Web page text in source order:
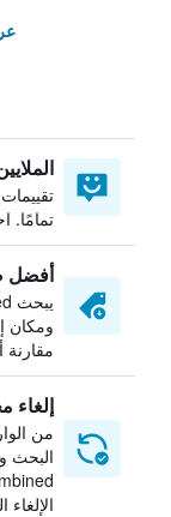
تمامًا.
أفضل
ومكان
مقارنة
إلغاء
من
البحث
الإلغاء